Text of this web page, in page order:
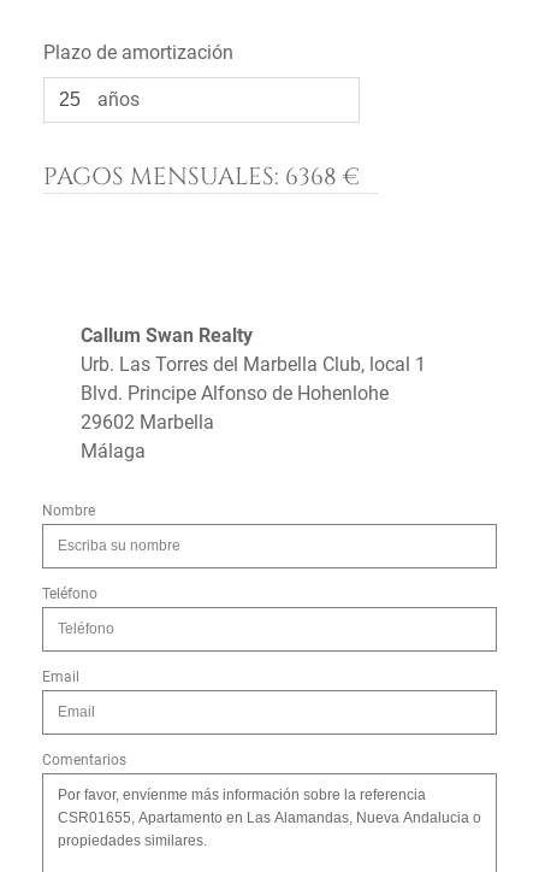
Plazo de amortización
años
PAGOS MENSUALES: 6368 €
Callum Swan Realty
Urb. Las Torres del Marbella Club, local 1
Blvd. Principe Alfonso de Hohenlohe
29602 Marbella
Málaga
Nombre
Teléfono
Email
Comentarios